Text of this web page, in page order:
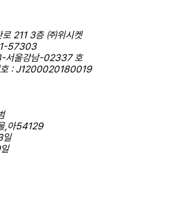
로 211 3층 ㈜위시켓
57303
서울강남-02337 호
호 : J1200020180019
,아54129
일